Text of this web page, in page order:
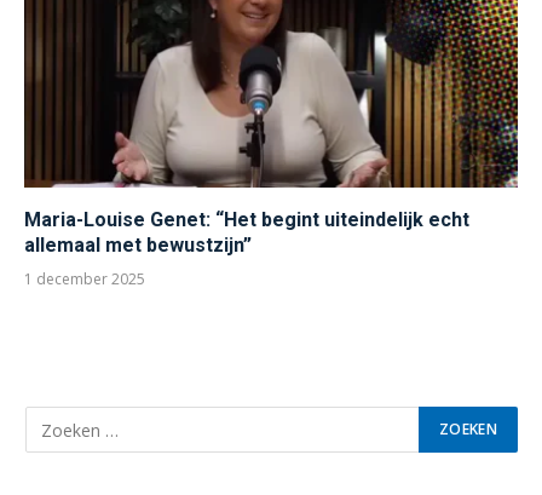
Maria-Louise Genet: “Het begint uiteindelijk echt
allemaal met bewustzijn”
1 december 2025